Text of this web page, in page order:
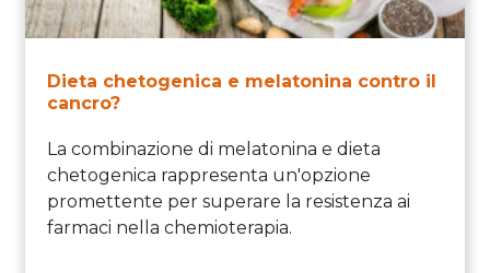
Dieta chetogenica e melatonina contro il
cancro?
La combinazione di melatonina e dieta
chetogenica rappresenta un'opzione
promettente per superare la resistenza ai
farmaci nella chemioterapia.